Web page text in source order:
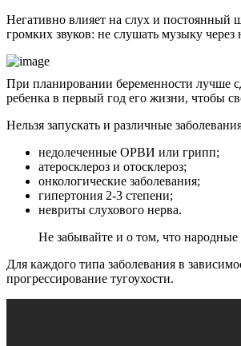
Негативно влияет на слух и
громких звуков: не слушать музыку
При планировании беременности лучше
ребенка в первый год его жизни, чтобы
Нельзя запускать и различные
недолеченные ОРВИ или грипп;
атеросклероз и отосклероз;
онкологические заболевания;
гипертония 2-3 степени;
невриты слухового нерва.
Не забывайте и о том, что
Для каждого типа заболевания в
прогрессирование тугоухости.